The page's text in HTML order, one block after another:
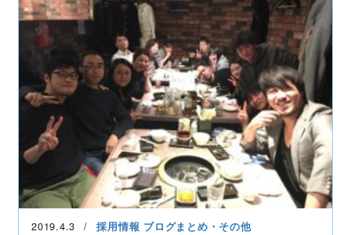
2019.4.3 採用情報 ブログまとめ・その他